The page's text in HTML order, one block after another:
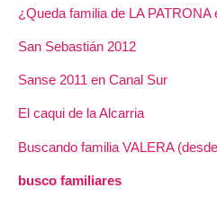
¿Queda familia de LA PATRONA
San Sebastián 2012
Sanse 2011 en Canal Sur
El caqui de la Alcarria
Buscando familia VALERA
busco familiares